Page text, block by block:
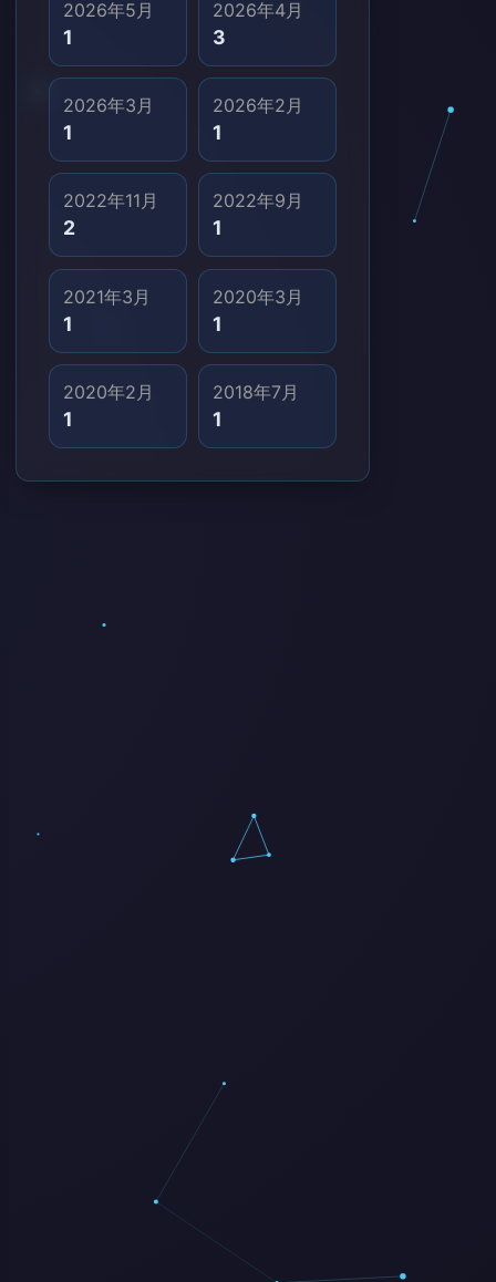
VPN
WebRTC
十四、最后总结
2026年5月
1
2026年4月
3
2026年3月
1
2026年2月
1
2022年11月
2
2022年9月
1
2021年3月
1
2020年3月
1
2020年2月
1
2018年7月
1